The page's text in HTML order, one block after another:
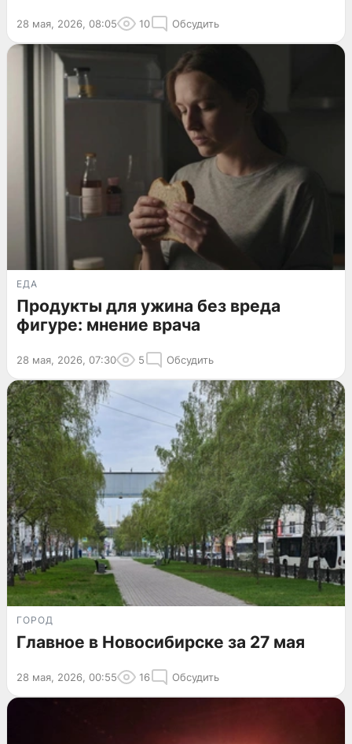
28 мая, 2026, 08:05 10 Обсудить
ЕДА
Продукты для ужина без вреда
фигуре: мнение врача
28 мая, 2026, 07:30 5 Обсудить
ГОРОД
Главное в Новосибирске за 27 мая
28 мая, 2026, 00:55 16 Обсудить